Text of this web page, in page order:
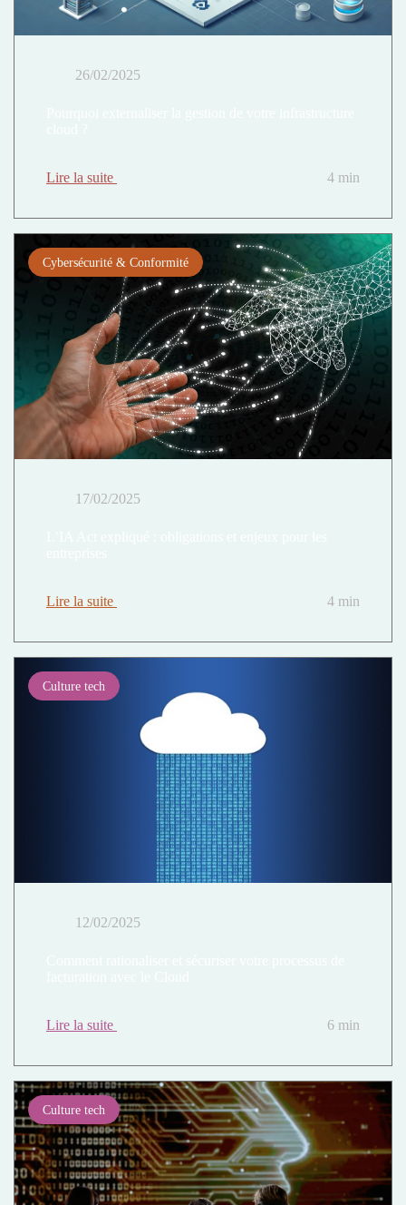
26/02/2025
Lire la suite 4 min
Cybersécurité & Conformité
17/02/2025
Lire la suite 4 min
Culture tech
12/02/2025
Lire la suite 6 min
Culture tech